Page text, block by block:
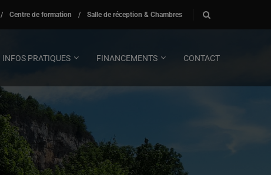
/ Centre de formation / Salle de réception & Chambres
INFOS PRATIQUES FINANCEMENTS CONTACT